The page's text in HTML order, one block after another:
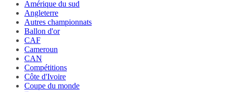
Amérique du sud
Angleterre
Autres championnats
Ballon d'or
CAF
Cameroun
CAN
Compétitions
Côte d'Ivoire
Coupe du monde